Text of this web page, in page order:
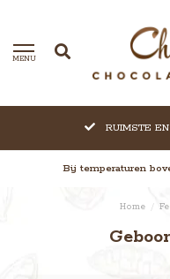
MENU
RUIMSTE
Bij temperaturen
Home /